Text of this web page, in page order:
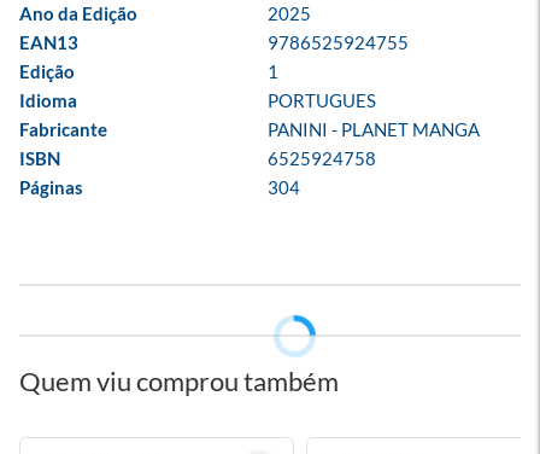
Ano da Edição
2025
EAN13
9786525924755
Edição
1
Idioma
PORTUGUES
Fabricante
PANINI - PLANET MANGA
ISBN
6525924758
Páginas
304
Quem viu comprou também